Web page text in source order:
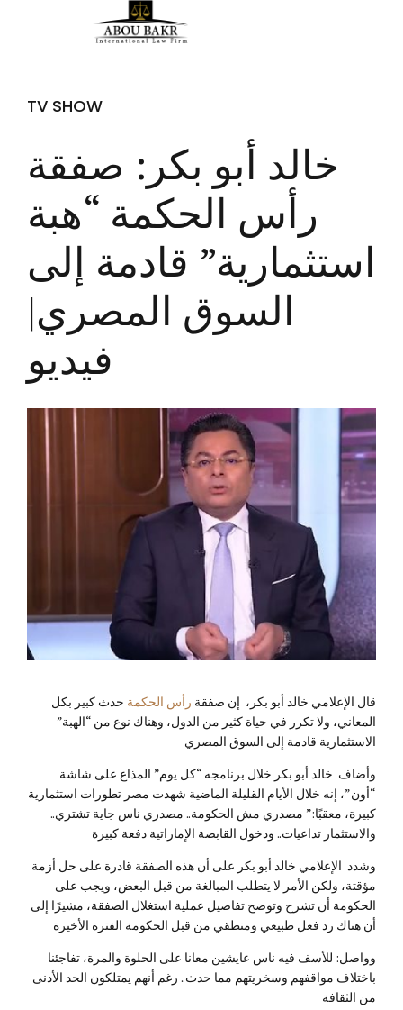
TV SHOW
خالد أبو بكر: صفقة
رأس الحكمة “هبة
استثمارية” قادمة إلى
السوق المصري|
فيديو
قال الإعلامي خالد أبو بكر، إن صفقة رأس الحكمة حدث كبير بكل
المعاني، ولا تكرر في حياة كثير من الدول، وهناك نوع من “الهبة”
الاستثمارية قادمة إلى السوق المصري
وأضاف خالد أبو بكر خلال برنامجه “كل يوم” المذاع على شاشة
“أون”، إنه خلال الأيام القليلة الماضية شهدت مصر تطورات استثمارية
كبيرة، معقبًا:” مصدري مش الحكومة.. مصدري ناس جاية تشتري..
والاستثمار تداعيات.. ودخول القابضة الإماراتية دفعة كبيرة
وشدد الإعلامي خالد أبو بكر على أن هذه الصفقة قادرة على حل أزمة
مؤقتة، ولكن الأمر لا يتطلب المبالغة من قبل البعض، ويجب على
الحكومة أن تشرح وتوضح تفاصيل عملية استغلال الصفقة، مشيرًا إلى
أن هناك رد فعل طبيعي ومنطقي من قبل الحكومة الفترة الأخيرة
وواصل: للأسف فيه ناس عايشين معانا على الحلوة والمرة، تفاجئنا
باختلاف مواقفهم وسخريتهم مما حدث.. رغم أنهم يمتلكون الحد الأدنى
من الثقافة